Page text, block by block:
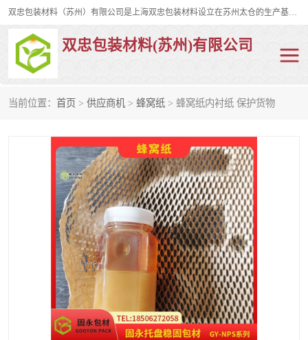
双忠包装材料（苏州）有限公司是上海双忠包装材料设立在苏州太仓的生产基地，占地约2万平米，产品主要有打孔缠绕膜，拉伸蜂窝纸，集装箱充气袋，滑托板，打包带，裹包网兜，防滑纸等箱体和托盘的运输和保护性包材。固永包材®，GooYon Pack®，是我们保护性包装材料的专属品牌。
双忠包装材料(苏州)有限公司
当前位置： 首页 > 供应商机 > 蜂窝纸 > 蜂窝纸内衬纸 保护货物
裹包网兜 纤维打包带
充气袋
缠绕膜
托盘裹包网兜
托盘捆绑带